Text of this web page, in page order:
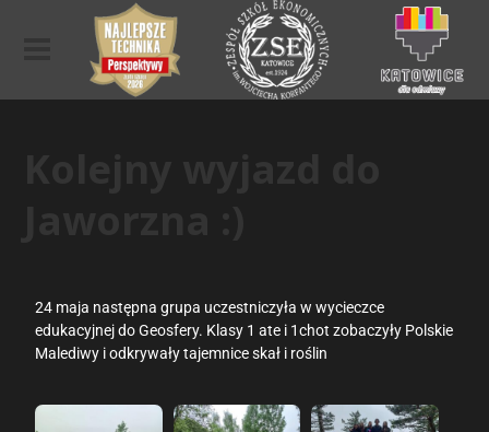
24 maja następna grupa uczestniczyła w wycieczce
edukacyjnej do Geosfery. Klasy 1 ate i 1chot zobaczyły Polskie
Malediwy i odkrywały tajemnice skał i roślin